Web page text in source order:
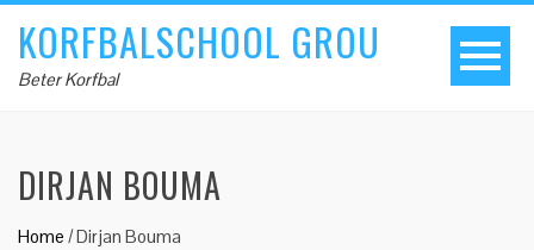
KORFBALSCHOOL GROU
Beter Korfbal
DIRJAN BOUMA
Home /Dirjan Bouma